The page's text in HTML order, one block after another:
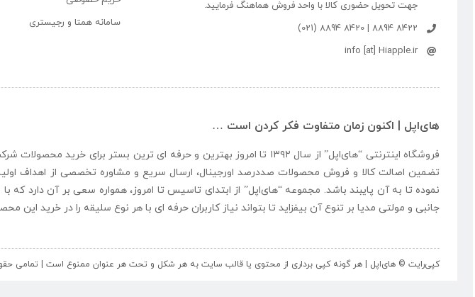
جهت تحویل حضوری کالا با واحد فروش هماهنگ فرمایید.
8422 8894 | 8420 8894 (021)
info [at] Hiapple.ir
سامانه همتا و رجیستری
های‌اپل | اکنون زمان متفاوت فکر کردن است …
فروشگاه اینترنتی “های‌اپل
” از سال ۱۳۹۲ تا امروز بهترین و حرفه ای ترین بستر برای خرید
تضمین اصالت کالا و فروش محصولات صددرصد اورجینال، ارسال سریع و مشاوره تخصصی از اهداف
نموده تا به آن پایبند باشد. مجموعه “های‌اپل” از ابتدای تاسیس تا امروز، همواره سعی بر آن دارد که
جانبی و مولتی مدیا بر تنوع آن بیفزاید تا بتواند نیاز کاربران حرفه ای با هر نوع سلیقه را در خرید این
کپی‌رایت © های‌اپل | هر گونه کپی برداری از محتوی یا قالب سایت به هر شکل و تحت هر عنوان ممنوع است | تمامی